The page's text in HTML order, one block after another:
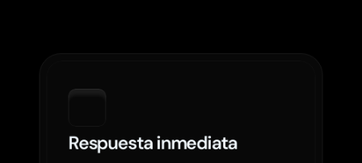
Respuesta inmediata